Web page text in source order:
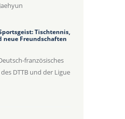
Tischtennis,
neue Freundschaften
französisches
DTTB und der Ligue